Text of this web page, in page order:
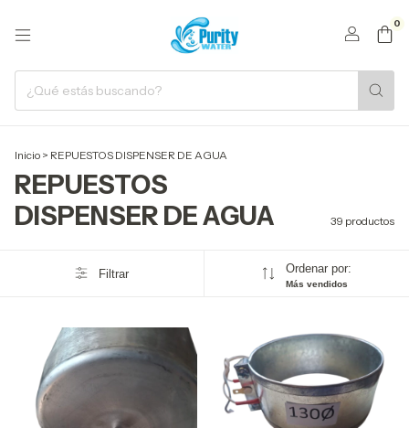
0
Inicio > REPUESTOS DISPENSER DE AGUA
REPUESTOS
DISPENSER DE AGUA
39 productos
Filtrar Ordenar por:
Más vendidos